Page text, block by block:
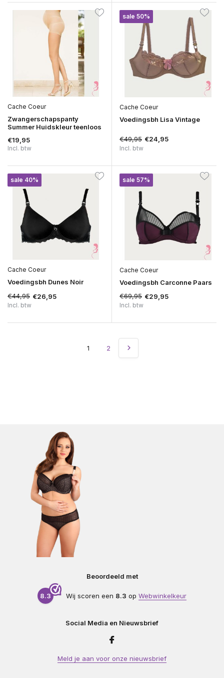
Cache Coeur
Zwangerschapspanty
Summer Huidskleur teenloos
€19,95
Incl. btw
sale 50%
Cache Coeur
Voedingsbh Lisa Vintage
€49,95 €24,95
Incl. btw
sale 40%
Cache Coeur
Voedingsbh Dunes Noir
€44,95 €26,95
Incl. btw
sale 57%
Cache Coeur
Voedingsbh Carconne Paars
€69,95 €29,95
Incl. btw
1 2
Beoordeeld met
8.3 Wij scoren een 8.3 op Webwinkelkeur
Social Media en Nieuwsbrief
Meld je aan voor onze nieuwsbrief